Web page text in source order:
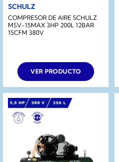
SCHULZ
COMPRESOR DE AIRE SCHULZ
MSV-15MAX 3HP 200L 12BAR
15CFM 380V
VER PRODUCTO